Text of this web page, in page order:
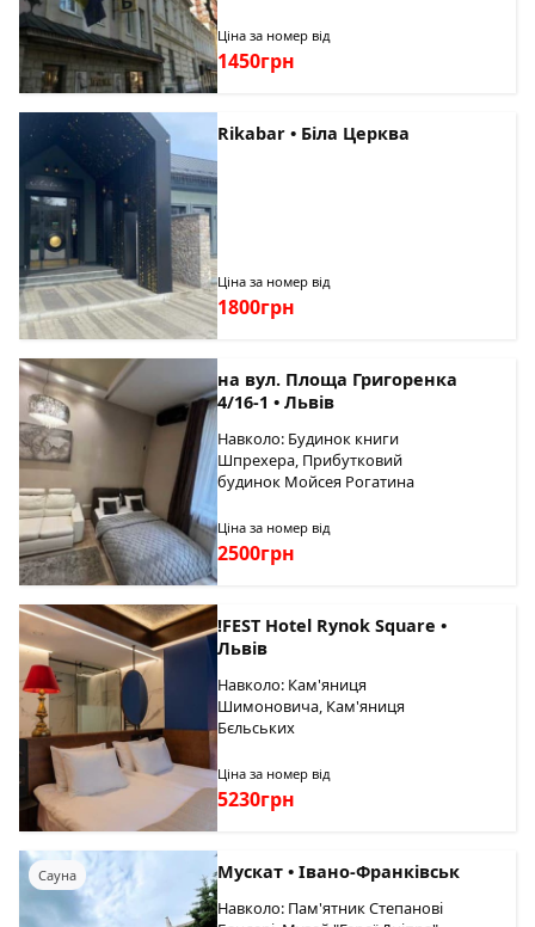
Ціна за номер від
1450грн
Rikabar • Біла Церква
Ціна за номер від
1800грн
на вул. Площа Григоренка
4/16-1 • Львів
Навколо: Будинок книги
Шпрехера, Прибутковий
будинок Мойсея Рогатина
Ціна за номер від
2500грн
!FEST Hotel Rynok Square •
Львів
Навколо: Кам'яниця
Шимоновича, Кам'яниця
Бєльських
Ціна за номер від
5230грн
Сауна Мускат • Івано-Франківськ
Навколо: Пам'ятник Степанові